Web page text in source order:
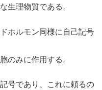
生理物質である。
ホルモン同様に自己記号
のみに作用する。
号であり、これに頼るの